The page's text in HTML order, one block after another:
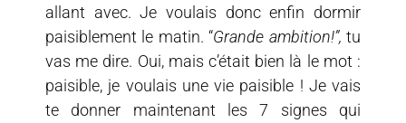
allant avec. Je voulais donc enfin dormir
paisiblement le matin. “Grande ambition!”,tu
vas me dire. Oui, mais c’était bien là le mot :
paisible, je voulais une vie paisible ! Je vais
te donner maintenant les 7 signes qui